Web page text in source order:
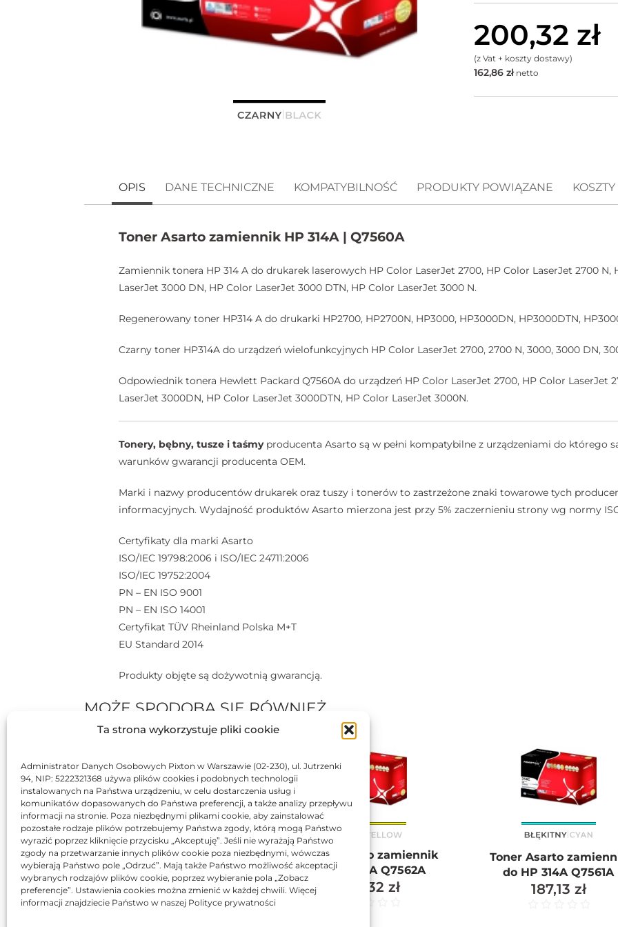
Ta strona wykorzystuje pliki cookie
Administrator Danych Osobowych Pixton w Warszawie (02-230), ul. Jutrzenki
94, NIP: 5222321368 używa plików cookies i podobnych technologii
instalowanych na Państwa urządzeniu, w celu dostarczenia usług i
komunikatów dopasowanych do Państwa preferencji, a także analizy przepływu
informacji na stronie. Poza niezbędnymi plikami cookie, aby zainstalować
pozostałe rodzaje plików potrzebujemy Państwa zgody, którą mogą Państwo
wyrazić poprzez kliknięcie przycisku „Akceptuję”. Jeśli nie wyrażają Państwo
zgody na przetwarzanie innych plików cookie poza niezbędnymi, wówczas
wybierają Państwo pole „Odrzuć”. Mają także Państwo możliwość akceptacji
wybranych rodzajów plików cookie, poprzez wybieranie pola „Zobacz
preferencje”. Ustawienia cookies można zmienić w każdej chwili. Więcej
informacji znajdziecie Państwo w naszej Polityce prywatności
200,32 zł
(z Vat + koszty dostawy)
162,86 złnetto
OPIS DANE TECHNICZNE KOMPATYBILNOŚĆ PRODUKTY POWIĄZANE
Toner Asarto zamiennik HP 314A | Q7560A
Zamiennik tonera HP 314 A do drukarek laserowych HP Color LaserJet 2700, HP Color LaserJet 2700 N,
LaserJet 3000 DN, HP Color LaserJet 3000 DTN, HP Color LaserJet 3000 N.
Regenerowany toner HP314 A do drukarki HP2700, HP2700N, HP3000, HP3000DN, HP3000DTN,
Czarny toner HP314A do urządzeń wielofunkcyjnych HP Color LaserJet 2700, 2700 N, 3000, 3000 DN,
Odpowiednik tonera Hewlett Packard Q7560A do urządzeń HP Color LaserJet 2700, HP Color LaserJet
LaserJet 3000DN, HP Color LaserJet 3000DTN, HP Color LaserJet 3000N.
Tonery, bębny, tusze i taśmyproducenta Asarto są w pełni kompatybilne z urządzeniami do którego
warunków gwarancji producenta OEM.
Marki i nazwy producentów drukarek oraz tuszy i tonerów to zastrzeżone znaki towarowe tych
informacyjnych. Wydajność produktów Asarto mierzona jest przy 5% zaczernieniu strony wg normy
Certyfikaty dla marki Asarto
ISO/IEC 19798:2006 i ISO/IEC 24711:2006
ISO/IEC 19752:2004
PN – EN ISO 9001
PN – EN ISO 14001
Certyfikat TÜV Rheinland Polska M+T
EU Standard 2014
Produkty objęte są dożywotnią gwarancją.
MOŻE SPODOBA SIĘ RÓWNIEŻ…
Toner Asarto zamiennik
do HP 314A Q7563A
171,70zł
Toner Asarto zamiennik
do HP 314A Q7562A
200,32 zł
Toner Asarto
do HP 314A Q7561A
187,13 zł